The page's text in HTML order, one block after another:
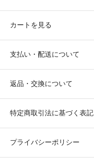
カートを見る
支払い・配送について
返品・交換について
特定商取引法に基づく表記
プライバシーポリシー